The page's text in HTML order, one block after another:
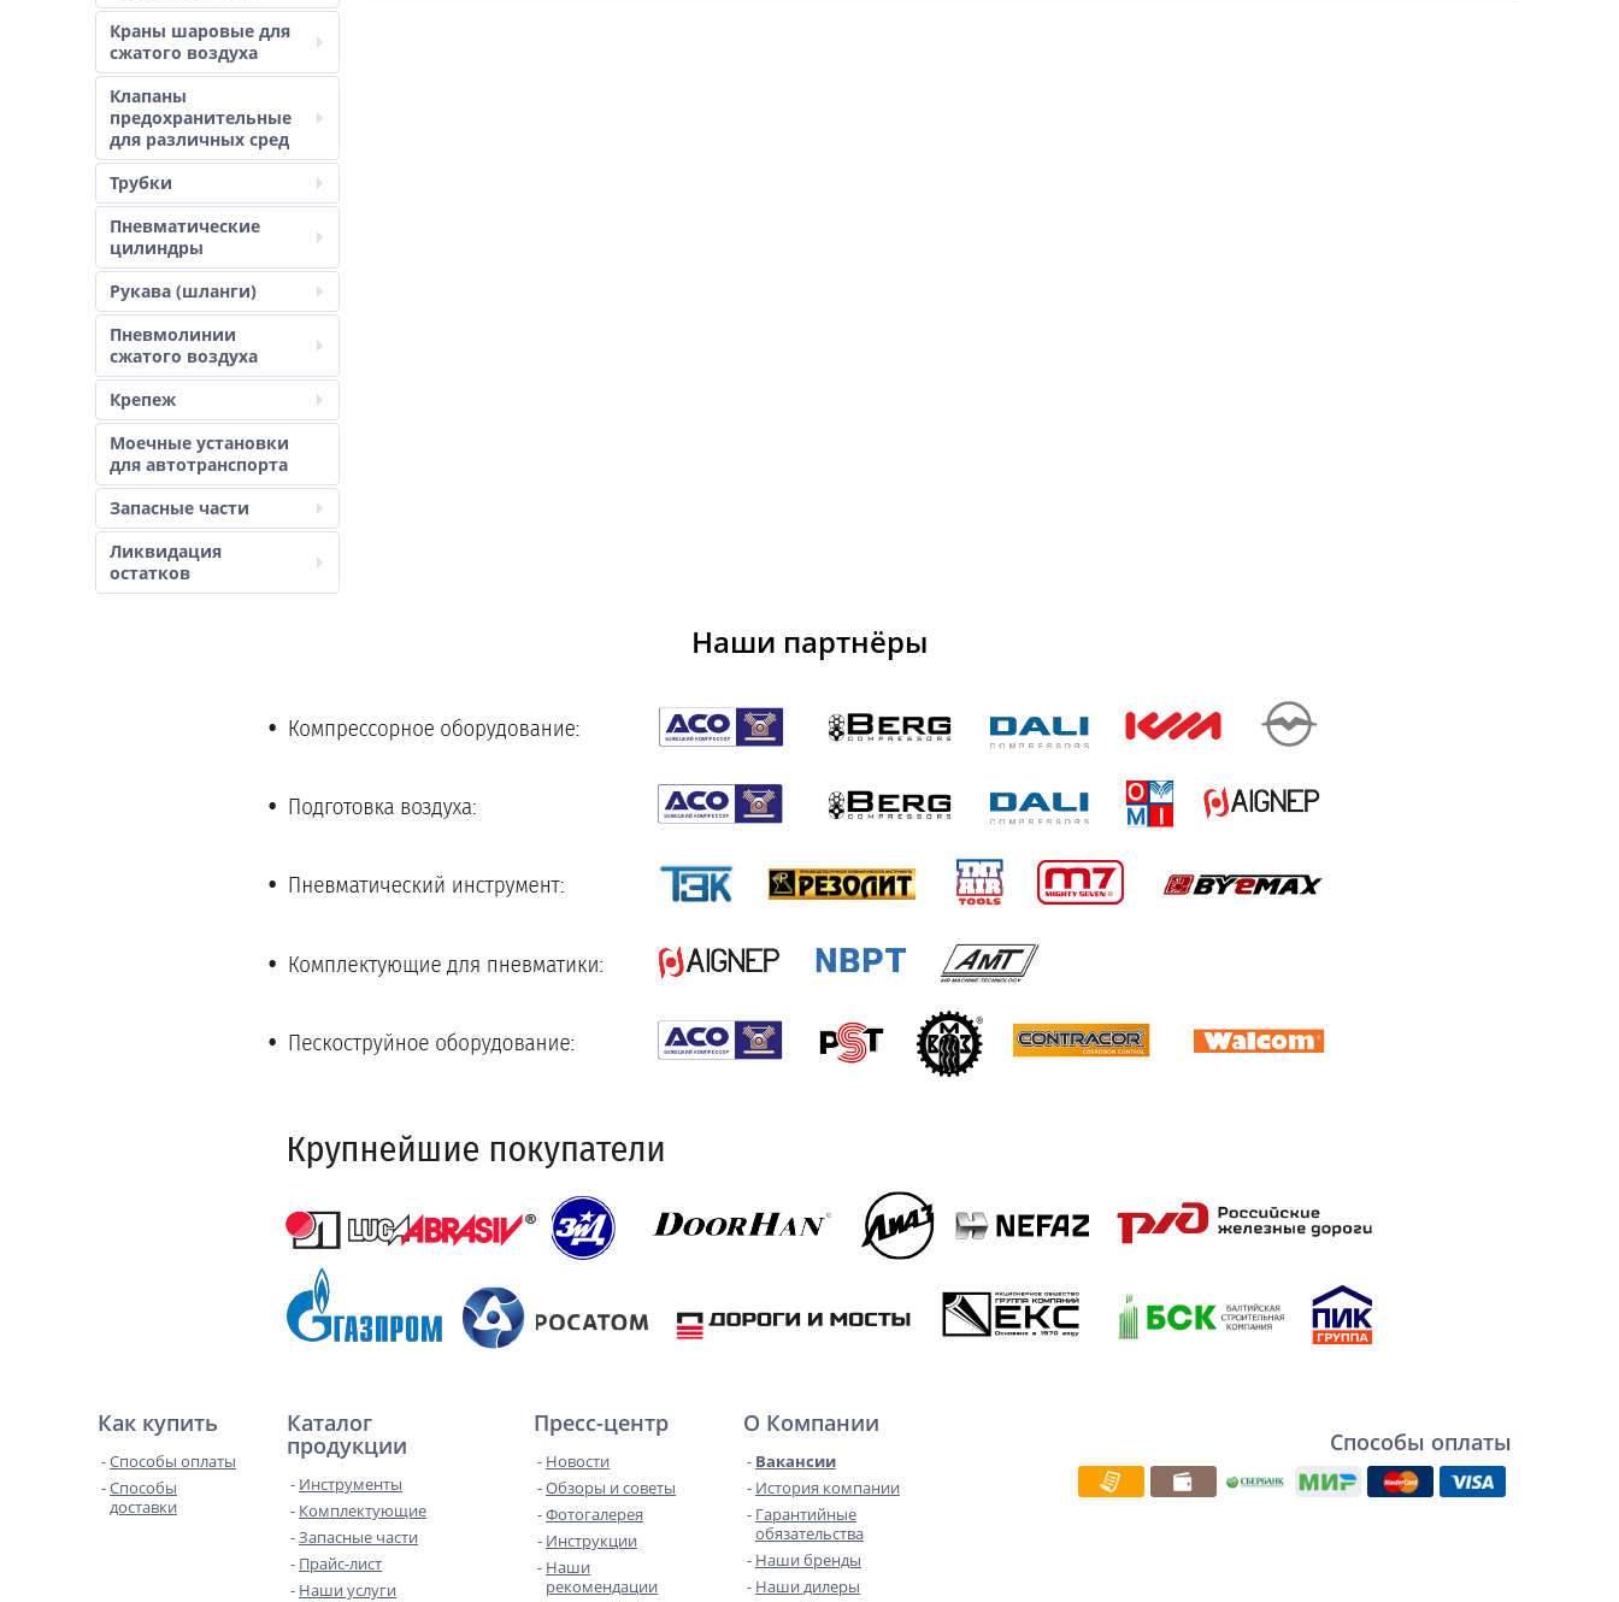
Краны шаровые для
сжатого воздуха
Клапаны
предохранительные
для различных сред
Трубки
Пневматические
цилиндры
Рукава (шланги)
Пневмолинии
сжатого воздуха
Крепеж
Моечные установки
для автотранспорта
Запасные части
Ликвидация
остатков
Наши партнёры
Как купить
Способы оплаты
Способы
доставки
Каталог
продукции
Инструменты
Комплектующие
Запасные части
Прайс-лист
Наши услуги
Пресс-центр
Новости
Обзоры и советы
Фотогалерея
Инструкции
Наши
рекомендации
О Компании
Вакансии
История компании
Гарантийные
обязательства
Наши бренды
Наши дилеры
Способы оплаты